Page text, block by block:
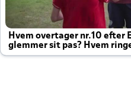
Hvem overtager nr.10 efter
glemmer sit pas? Hvem
altid til efter kampe?